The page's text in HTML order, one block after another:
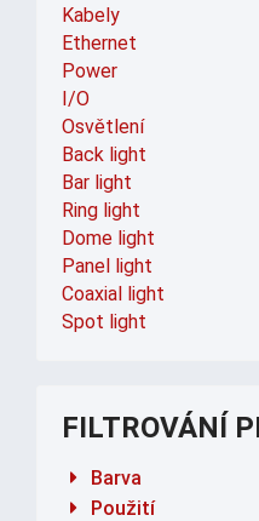
Kabely
Ethernet
Power
I/O
Osvětlení
Back light
Bar light
Ring light
Dome light
Panel light
Coaxial light
Spot light
FILTROVÁNÍ
Barva
Použití